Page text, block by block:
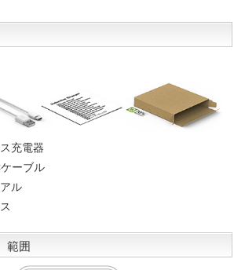
充電器
ーブル
ル
範囲